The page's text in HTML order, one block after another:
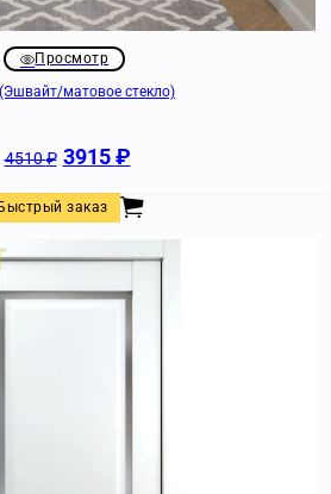
Просмотр
матовое стекло)
4510₽ 3915₽
Быстрый заказ